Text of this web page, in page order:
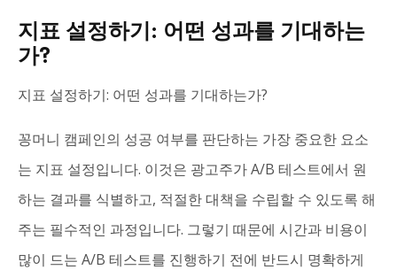
지표 설정하기: 어떤 성과를 기대하는
가?
지표 설정하기: 어떤 성과를 기대하는가?
꽁머니 캠페인의 성공 여부를 판단하는 가장 중요한 요소
는 지표 설정입니다. 이것은 광고주가 A/B 테스트에서 원
하는 결과를 식별하고, 적절한 대책을 수립할 수 있도록 해
주는 필수적인 과정입니다. 그렇기 때문에 시간과 비용이
많이 드는 A/B 테스트를 진행하기 전에 반드시 명확하게